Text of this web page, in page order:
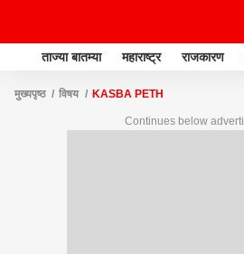
ताज्या बातम्या महाराष्ट्र राजकारण
मुख्यपृष्ठ विषय KASBA PETH
Continues below